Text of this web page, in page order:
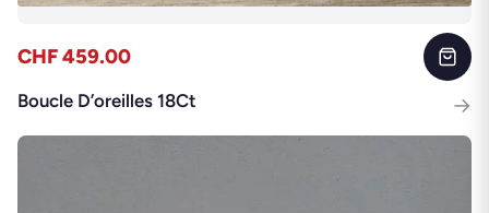
CHF 459.00
Boucle D’oreilles 18Ct →